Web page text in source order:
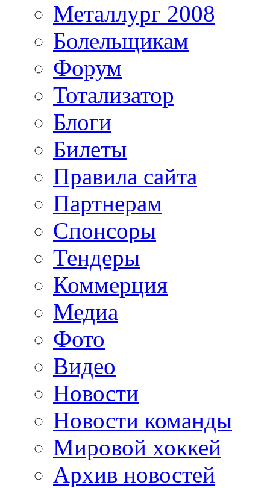
Металлург 2008
Болельщикам
Форум
Тотализатор
Блоги
Билеты
Правила сайта
Партнерам
Спонсоры
Тендеры
Коммерция
Медиа
Фото
Видео
Новости
Новости команды
Мировой хоккей
Архив новостей